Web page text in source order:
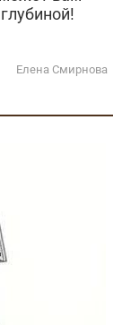
Елена Смирнова